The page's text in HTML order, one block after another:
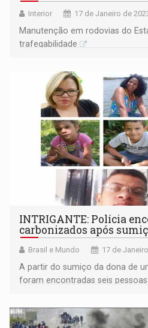
Interior 17 de Janeiro de
Manutenção em rodovias do
trafegabilidade
INTRIGANTE: Polícia
carbonizados após
Brasil e Mundo 17 de
A partir do sumiço da dona de
foram encontradas seis